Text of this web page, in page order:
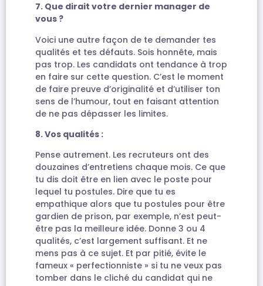
7. Que dirait votre dernier manager de
vous ?
Voici une autre façon de te demander tes
qualités et tes défauts. Sois honnête, mais
pas trop. Les candidats ont tendance à trop
en faire sur cette question. C’est le moment
de faire preuve d’originalité et d’utiliser ton
sens de l’humour, tout en faisant attention
de ne pas dépasser les limites.
8. Vos qualités :
Pense autrement. Les recruteurs ont des
douzaines d’entretiens chaque mois. Ce que
tu dis doit être en lien avec le poste pour
lequel tu postules. Dire que tu es
empathique alors que tu postules pour être
gardien de prison, par exemple, n’est peut-
être pas la meilleure idée. Donne 3 ou 4
qualités, c’est largement suffisant. Et ne
mens pas à ce sujet. Et par pitié, évite le
fameux « perfectionniste » si tu ne veux pas
tomber dans le cliché du candidat qui ne